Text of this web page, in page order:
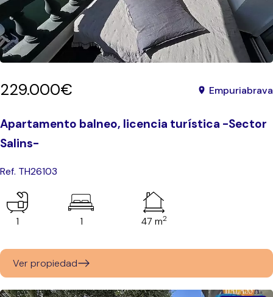
229.000€ Empuriabrava
Apartamento balneo, licencia turística -Sector
Salins-
Ref. TH26103
1 1 47 m2
Ver propiedad